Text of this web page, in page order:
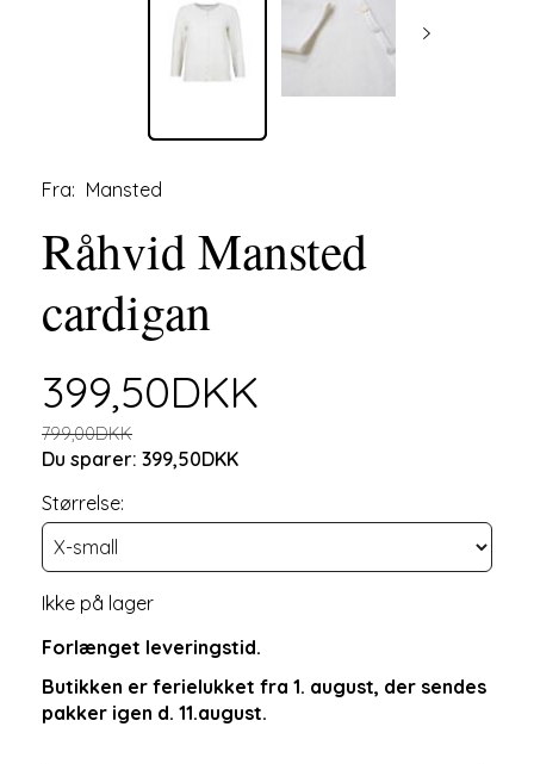
Fra: Mansted
Råhvid Mansted
cardigan
399,50DKK
799,00DKK
Du sparer: 399,50DKK
Størrelse:
Ikke på lager
Forlænget leveringstid.
Butikken er ferielukket fra 1. august, der sendes
pakker igen d. 11.august.